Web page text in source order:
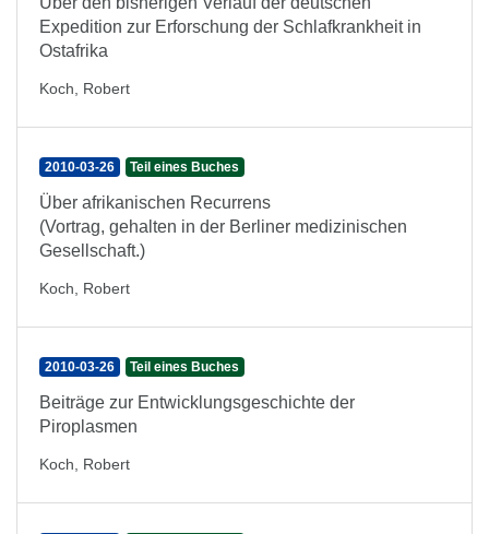
Expedition zur Erforschung der Schlafkrankheit in
Ostafrika
Koch, Robert
2010-03-26 Teil eines Buches
Über afrikanischen Recurrens
(Vortrag, gehalten in der Berliner medizinischen
Gesellschaft.)
Koch, Robert
2010-03-26 Teil eines Buches
Beiträge zur Entwicklungsgeschichte der
Piroplasmen
Koch, Robert